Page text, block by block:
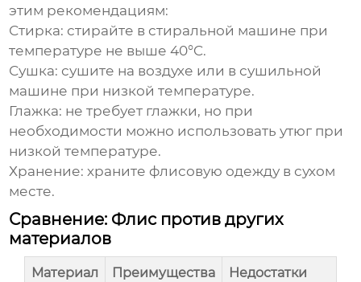
этим рекомендациям:
Стирка: стирайте в стиральной машине при
температуре не выше 40°C.
Сушка: сушите на воздухе или в сушильной
машине при низкой температуре.
Глажка: не требует глажки, но при
необходимости можно использовать утюг при
низкой температуре.
Хранение: храните флисовую одежду в сухом
месте.
Сравнение: Флис против других
материалов
Материал Преимущества Недостатки